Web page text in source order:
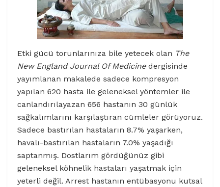
Etki gücü torunlarınıza bile yetecek olan The
New England Journal Of Medicinedergisinde
yayımlanan makalede sadece kompresyon
yapılan 620 hasta ile geleneksel yöntemler ile
canlandırılayazan 656 hastanın 30 günlük
sağkalımlarını karşılaştıran cümleler görüyoruz.
Sadece bastırılan hastaların 8.7% yaşarken,
havalı-bastırılan hastaların 7.0% yaşadığı
saptanmış. Dostlarım gördüğünüz gibi
geleneksel köhnelik hastaları yaşatmak için
yeterli değil. Arrest hastanın entübasyonu kutsal